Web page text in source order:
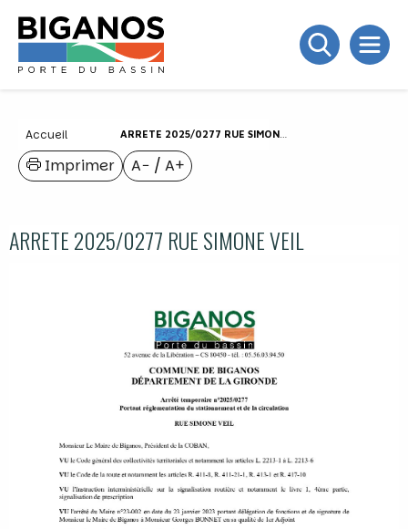
Accueil ARRETE 2025/0277 RUE SIMONE VEIL
A− / A+
Imprimer
ARRETE 2025/0277 RUE SIMONE VEIL